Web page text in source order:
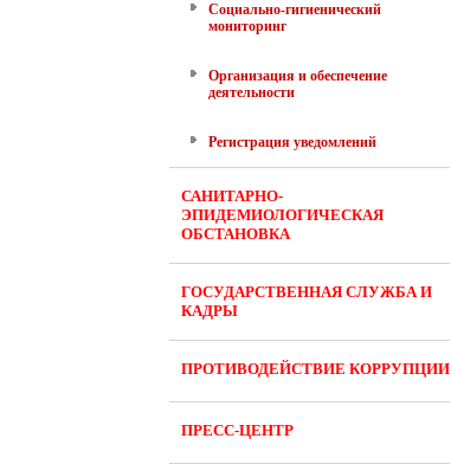
Социально-гигиенический
мониторинг
Организация и обеспечение
деятельности
Регистрация уведомлений
САНИТАРНО-
ЭПИДЕМИОЛОГИЧЕСКАЯ
ОБСТАНОВКА
ГОСУДАРСТВЕННАЯ СЛУЖБА И
КАДРЫ
ПРОТИВОДЕЙСТВИЕ КОРРУПЦИИ
ПРЕСС-ЦЕНТР